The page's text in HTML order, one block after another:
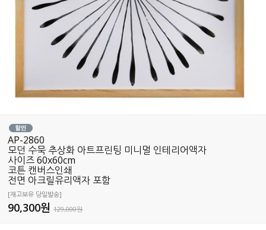
AP-2860
모던 수묵 추상화 아트프린팅 미니멀 인테리어액자
사이즈 60x60cm
코튼 캔버스인쇄
전면 아크릴유리액자 포함
[재고보유 당일발송]
90,300원129,000원